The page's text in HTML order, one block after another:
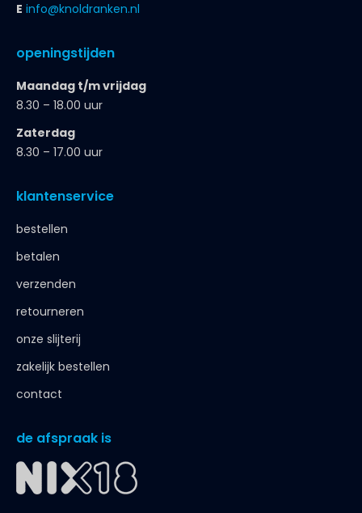
E info@knoldranken.nl
openingstijden
Maandag t/m vrijdag
8.30 – 18.00 uur
Zaterdag
8.30 – 17.00 uur
klantenservice
bestellen
betalen
verzenden
retourneren
onze slijterij
zakelijk bestellen
contact
de afspraak is